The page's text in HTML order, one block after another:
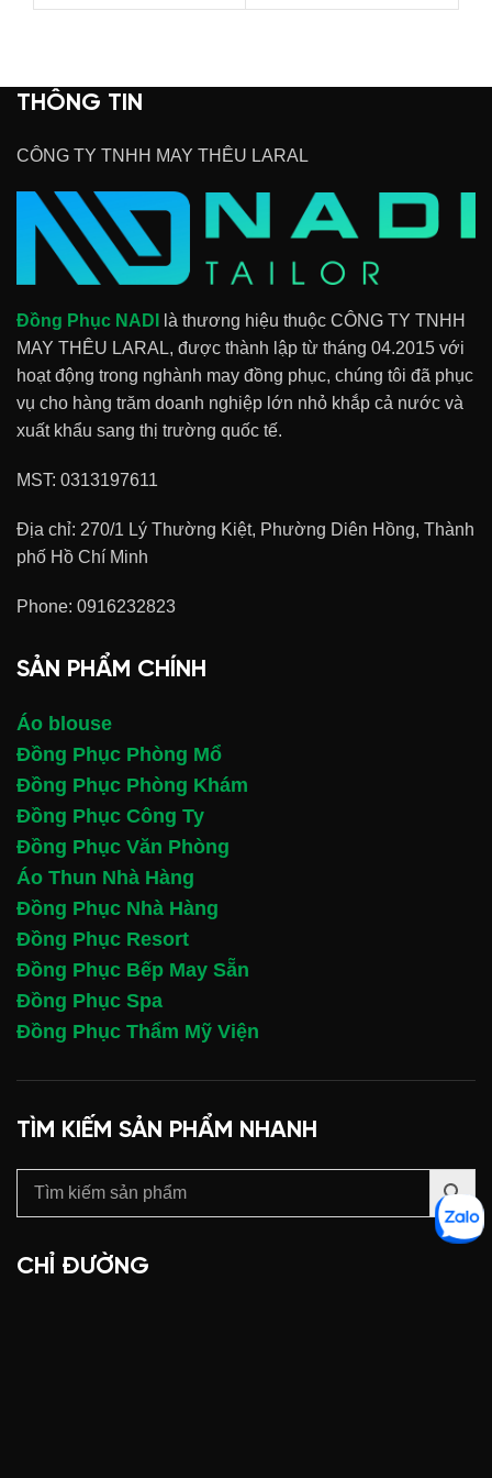
THÔNG TIN
CÔNG TY TNHH MAY THÊU LARAL
Đồng Phục NADI
là thương hiệu thuộc CÔNG TY TNHH
MAY THÊU LARAL, được thành lập từ tháng 04.2015 với
hoạt động trong nghành may đồng phục, chúng tôi đã phục
vụ cho hàng trăm doanh nghiệp lớn nhỏ khắp cả nước và
xuất khẩu sang thị trường quốc tế.
MST: 0313197611
Địa chỉ: 270/1 Lý Thường Kiệt, Phường Diên Hồng, Thành
phố Hồ Chí Minh
Phone: 0916232823
SẢN PHẨM CHÍNH
Áo blouse
Đồng Phục Phòng Mổ
Đồng Phục Phòng Khám
Đồng Phục Công Ty
Đồng Phục Văn Phòng
Áo Thun Nhà Hàng
Đồng Phục Nhà Hàng
Đồng Phục Resort
Đồng Phục Bếp May Sẵn
Đồng Phục Spa
Đồng Phục Thẩm Mỹ Viện
TÌM KIẾM SẢN PHẨM NHANH
CHỈ ĐƯỜNG